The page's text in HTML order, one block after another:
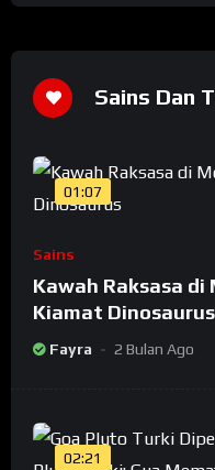
Sains Dan
01:07
Sains
Kawah Raksasa
Kiamat Dinosaurus
Fayra 2 Bulan Ago
02:21